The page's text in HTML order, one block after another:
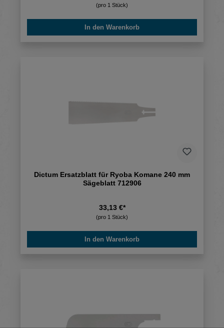
(pro 1 Stück)
In den Warenkorb
Dictum Ersatzblatt für Ryoba Komane 240 mm
Sägeblatt 712906
33,13 €*
(pro 1 Stück)
In den Warenkorb